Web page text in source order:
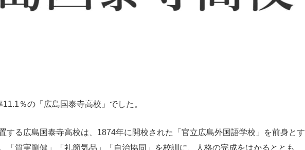
％の「広島国泰寺高校」でした。
する広島国泰寺高校は、1874年に開校された「官立広島外国語学校」を前身とす
「質実剛健」「礼節気品」「自治協同」を校訓に、人格の完成をはかるととも